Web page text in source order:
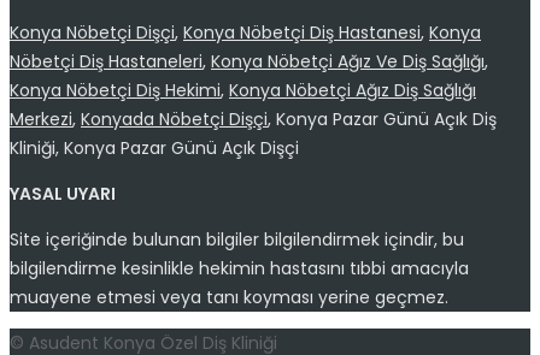
Konya Nöbetçi Dişçi, Konya Nöbetçi Diş Hastanesi, Konya
Nöbetçi Diş Hastaneleri, Konya Nöbetçi Ağız Ve Diş Sağlığı,
Konya Nöbetçi Diş Hekimi, Konya Nöbetçi Ağız Diş Sağlığı
Merkezi, Konyada Nöbetçi Dişçi, Konya Pazar Günü Açık Diş
Kliniği, Konya Pazar Günü Açık Dişçi
YASAL UYARI
Site içeriğinde bulunan bilgiler bilgilendirmek içindir, bu
bilgilendirme kesinlikle hekimin hastasını tıbbi amacıyla
muayene etmesi veya tanı koyması yerine geçmez.
© Asudent Konya Özel Diş Kliniği